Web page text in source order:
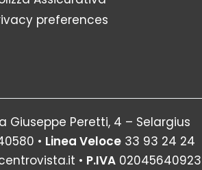
preferences
Giuseppe Peretti, 4 – Selargius
• Linea Veloce 33 93 24 24
• P.IVA 02045640923